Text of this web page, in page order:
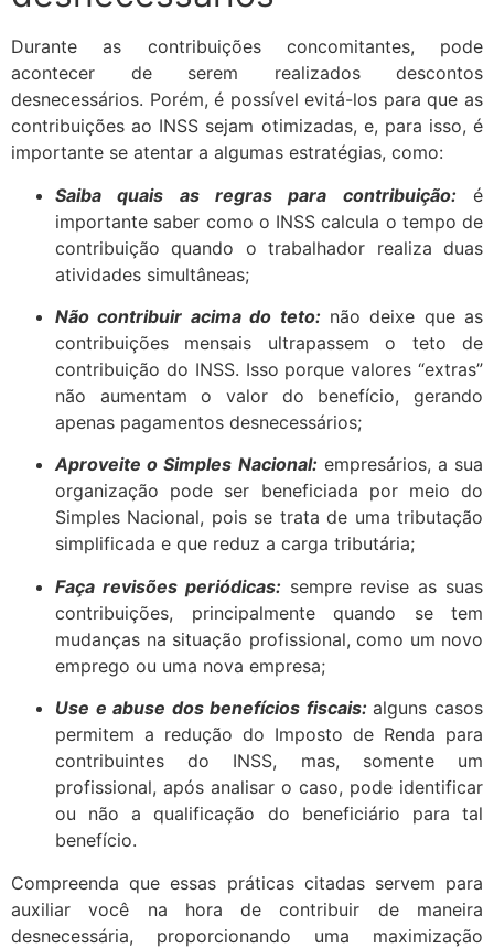
Durante as contribuições concomitantes, pode
acontecer de serem realizados descontos
desnecessários. Porém, é possível evitá-los para que as
contribuições ao INSS sejam otimizadas, e, para isso, é
importante se atentar a algumas estratégias, como:
Saiba quais as regras para contribuição: é
importante saber como o INSS calcula o tempo de
contribuição quando o trabalhador realiza duas
atividades simultâneas;
Não contribuir acima do teto: não deixe que as
contribuições mensais ultrapassem o teto de
contribuição do INSS. Isso porque valores “extras”
não aumentam o valor do benefício, gerando
apenas pagamentos desnecessários;
Aproveite o Simples Nacional: empresários, a sua
organização pode ser beneficiada por meio do
Simples Nacional, pois se trata de uma tributação
simplificada e que reduz a carga tributária;
Faça revisões periódicas: sempre revise as suas
contribuições, principalmente quando se tem
mudanças na situação profissional, como um novo
emprego ou uma nova empresa;
Use e abuse dos benefícios fiscais:alguns casos
permitem a redução do Imposto de Renda para
contribuintes do INSS, mas, somente um
profissional, após analisar o caso, pode identificar
ou não a qualificação do beneficiário para tal
benefício.
Compreenda que essas práticas citadas servem para
auxiliar você na hora de contribuir de maneira
desnecessária, proporcionando uma maximização